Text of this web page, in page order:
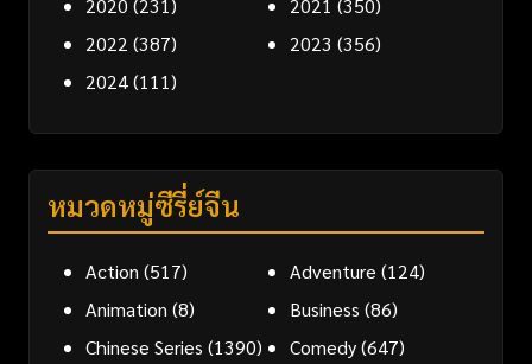
2020 (231) 2021 (350)
2022 (387) 2023 (356)
2024(111)
หมวดหมู่ซีรี่ย์จีน
Action (517) Adventure (124)
Animation (8) Business (86)
Chinese Series (1390) Comedy(647)